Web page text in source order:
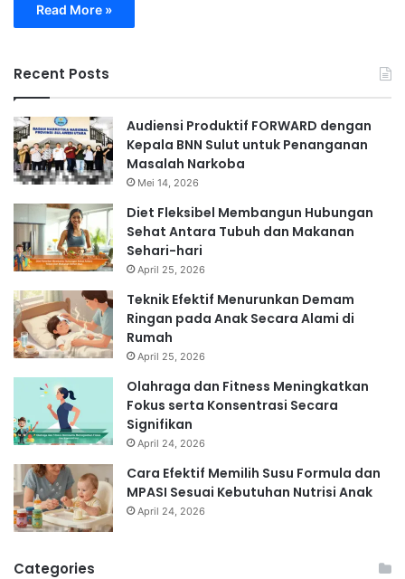
Read More »
Recent Posts
Audiensi Produktif FORWARD dengan
Kepala BNN Sulut untuk Penanganan
Masalah Narkoba
Mei 14, 2026
Diet Fleksibel Membangun Hubungan
Sehat Antara Tubuh dan Makanan
Sehari-hari
April 25, 2026
Teknik Efektif Menurunkan Demam
Ringan pada Anak Secara Alami di
Rumah
April 25, 2026
Olahraga dan Fitness Meningkatkan
Fokus serta Konsentrasi Secara
Signifikan
April 24, 2026
Cara Efektif Memilih Susu Formula dan
MPASI Sesuai Kebutuhan Nutrisi Anak
April 24, 2026
Categories